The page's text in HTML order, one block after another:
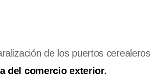
de los puertos cerealeros
del comercio exterior.